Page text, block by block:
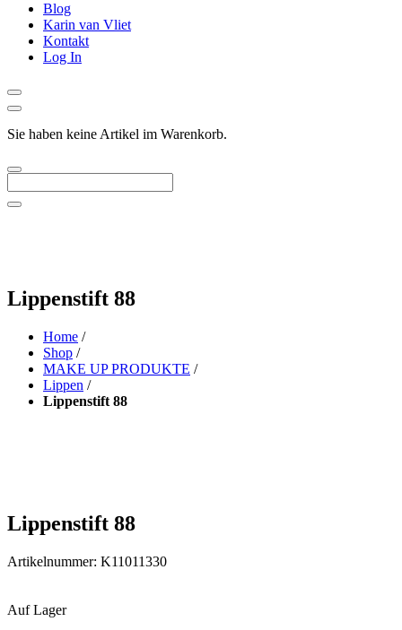
Blog
Karin van Vliet
Kontakt
Log In
Sie haben keine Artikel im Warenkorb.
Lippenstift 88
Home /
Shop /
MAKE UP PRODUKTE /
Lippen /
Lippenstift 88
Lippenstift 88
Artikelnummer: K11011330
Auf Lager